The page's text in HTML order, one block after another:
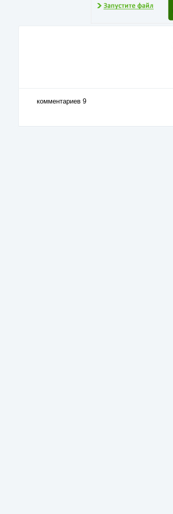
комментариев 9